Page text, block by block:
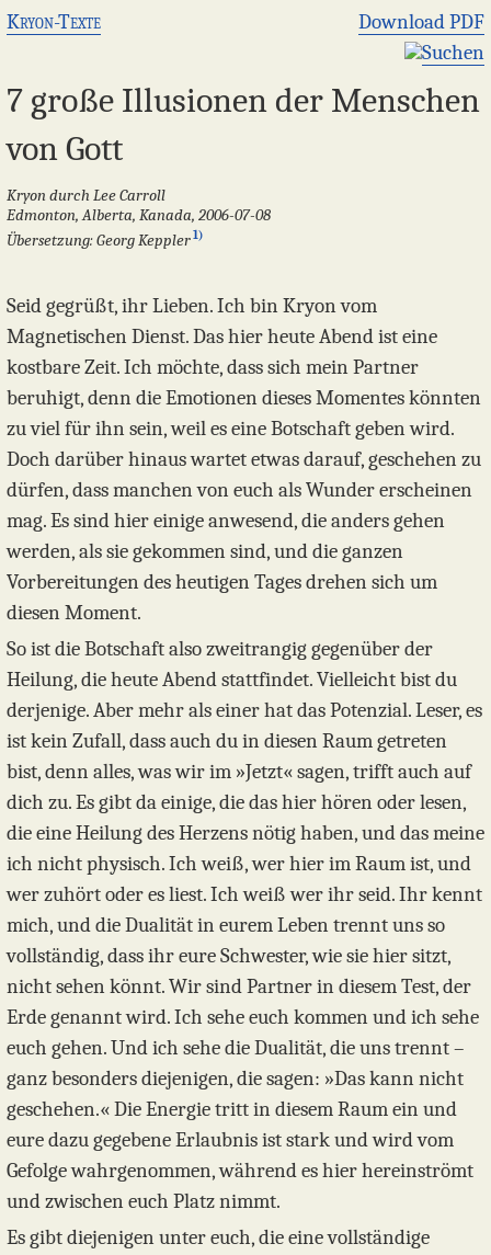
Kryon-Texte
Download PDF
Suchen
7 große Illusionen der Menschen
von Gott
Kryon durch Lee Carroll
Edmonton, Alberta, Kanada, 2006-07-08
Übersetzung: Georg Keppler1)
Seid gegrüßt, ihr Lieben. Ich bin Kryon vom
Magnetischen Dienst. Das hier heute Abend ist eine
kostbare Zeit. Ich möchte, dass sich mein Partner
beruhigt, denn die Emotionen dieses Momentes könnten
zu viel für ihn sein, weil es eine Botschaft geben wird.
Doch darüber hinaus wartet etwas darauf, geschehen zu
dürfen, dass manchen von euch als Wunder erscheinen
mag. Es sind hier einige anwesend, die anders gehen
werden, als sie gekommen sind, und die ganzen
Vorbereitungen des heutigen Tages drehen sich um
diesen Moment.
So ist die Botschaft also zweitrangig gegenüber der
Heilung, die heute Abend stattfindet. Vielleicht bist du
derjenige. Aber mehr als einer hat das Potenzial. Leser, es
ist kein Zufall, dass auch du in diesen Raum getreten
bist, denn alles, was wir im »Jetzt« sagen, trifft auch auf
dich zu. Es gibt da einige, die das hier hören oder lesen,
die eine Heilung des Herzens nötig haben, und das meine
ich nicht physisch. Ich weiß, wer hier im Raum ist, und
wer zuhört oder es liest. Ich weiß wer ihr seid. Ihr kennt
mich, und die Dualität in eurem Leben trennt uns so
vollständig, dass ihr eure Schwester, wie sie hier sitzt,
nicht sehen könnt. Wir sind Partner in diesem Test, der
Erde genannt wird. Ich sehe euch kommen und ich sehe
euch gehen. Und ich sehe die Dualität, die uns trennt –
ganz besonders diejenigen, die sagen: »Das kann nicht
geschehen.« Die Energie tritt in diesem Raum ein und
eure dazu gegebene Erlaubnis ist stark und wird vom
Gefolge wahrgenommen, während es hier hereinströmt
und zwischen euch Platz nimmt.
Es gibt diejenigen unter euch, die eine vollständige